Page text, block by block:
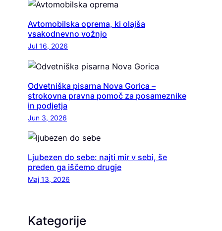
Avtomobilska oprema, ki olajša
vsakodnevno vožnjo
Jul 16, 2026
Odvetniška pisarna Nova Gorica –
strokovna pravna pomoč za posameznike
in podjetja
Jun 3, 2026
Ljubezen do sebe: najti mir v sebi, še
preden ga iščemo drugje
Maj 13, 2026
Kategorije